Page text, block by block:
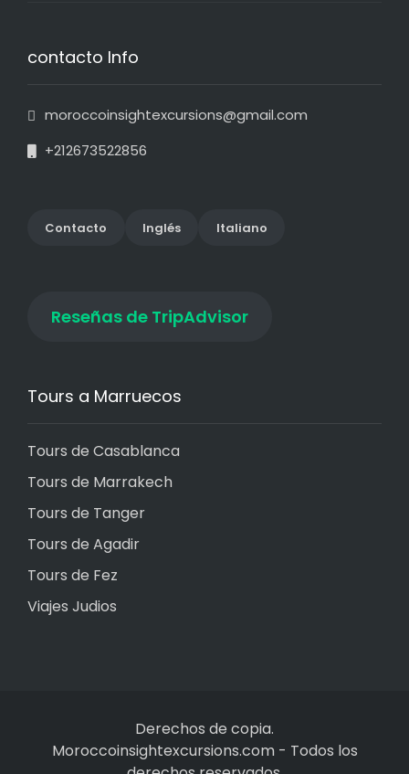
contacto Info
moroccoinsightexcursions@gmail.com
+212673522856
Contacto Inglés Italiano
Reseñas de TripAdvisor
Tours a Marruecos
Tours de Casablanca
Tours de Marrakech
Tours de Tanger
Tours de Agadir
Tours de Fez
Viajes Judios
Derechos de copia.
Moroccoinsightexcursions.com- Todos los